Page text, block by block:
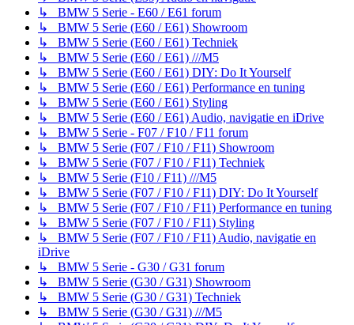
↳ BMW 5 Serie - E60 / E61 forum
↳ BMW 5 Serie (E60 / E61) Showroom
↳ BMW 5 Serie (E60 / E61) Techniek
↳ BMW 5 Serie (E60 / E61) ///M5
↳ BMW 5 Serie (E60 / E61) DIY: Do It Yourself
↳ BMW 5 Serie (E60 / E61) Performance en tuning
↳ BMW 5 Serie (E60 / E61) Styling
↳ BMW 5 Serie (E60 / E61) Audio, navigatie en iDrive
↳ BMW 5 Serie - F07 / F10 / F11 forum
↳ BMW 5 Serie (F07 / F10 / F11) Showroom
↳ BMW 5 Serie (F07 / F10 / F11) Techniek
↳ BMW 5 Serie (F10 / F11) ///M5
↳ BMW 5 Serie (F07 / F10 / F11) DIY: Do It Yourself
↳ BMW 5 Serie (F07 / F10 / F11) Performance en tuning
↳ BMW 5 Serie (F07 / F10 / F11) Styling
↳ BMW 5 Serie (F07 / F10 / F11) Audio, navigatie en
iDrive
↳ BMW 5 Serie - G30 / G31 forum
↳ BMW 5 Serie (G30 / G31) Showroom
↳ BMW 5 Serie (G30 / G31) Techniek
↳ BMW 5 Serie (G30 / G31) ///M5